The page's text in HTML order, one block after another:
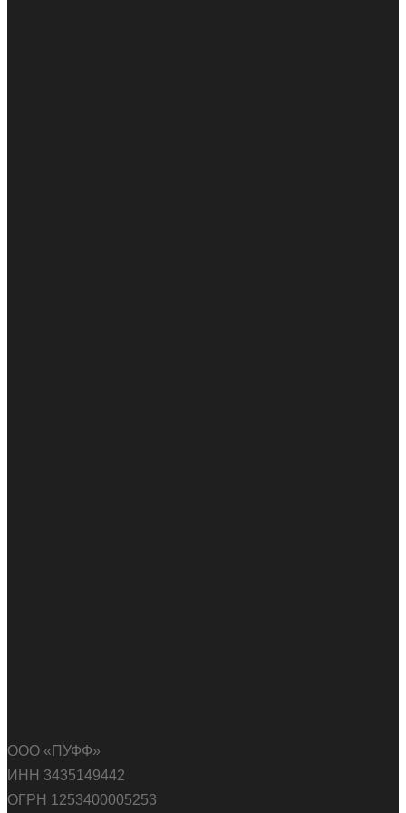
ООО «ПУФФ»
ИНН 3435149442
ОГРН 1253400005253